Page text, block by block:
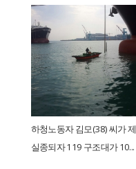
하청노동자 김모(38) 씨가
실종되자 119 구조대가 10...